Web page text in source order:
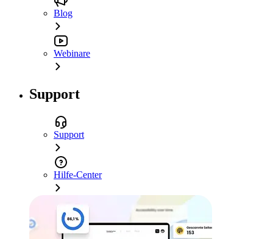
Blog
Webinare
Support
Support
Hilfe-Center